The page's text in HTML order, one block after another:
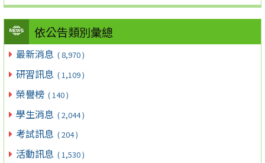
依公告類別彙總
最新消息 ( 8,970 )
研習訊息 ( 1,109 )
榮譽榜 ( 140 )
學生消息 ( 2,044 )
考試訊息 ( 204 )
活動訊息 ( 1,530 )